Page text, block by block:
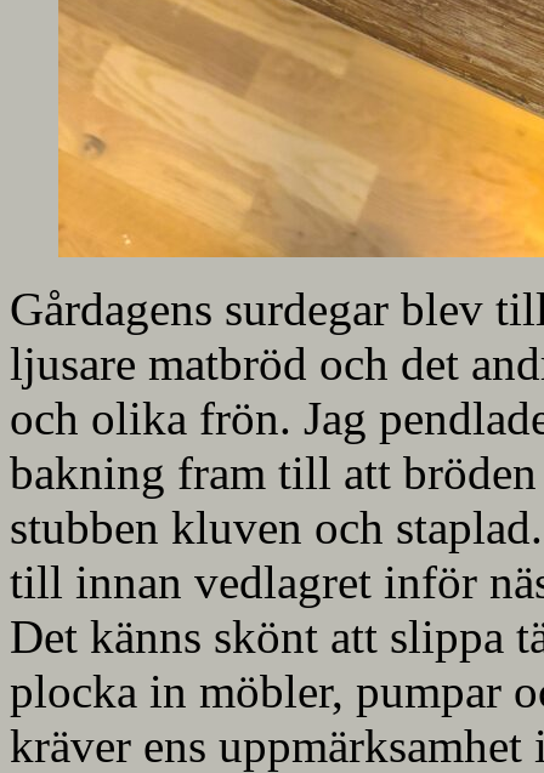
Gårdagens surdegar blev
ljusare matbröd och det
och olika frön. Jag
bakning fram till att
stubben kluven och
till innan vedlagret inför
Det känns skönt att slippa
plocka in möbler, pumpar
kräver ens